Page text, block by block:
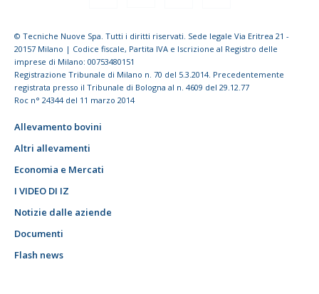
© Tecniche Nuove Spa. Tutti i diritti riservati. Sede legale Via Eritrea 21 -
20157 Milano | Codice fiscale, Partita IVA e Iscrizione al Registro delle
imprese di Milano: 00753480151
Registrazione Tribunale di Milano n. 70 del 5.3.2014. Precedentemente
registrata presso il Tribunale di Bologna al n. 4609 del 29.12.77
Roc n° 24344 del 11 marzo 2014
Allevamento bovini
Altri allevamenti
Economia e Mercati
I VIDEO DI IZ
Notizie dalle aziende
Documenti
Flash news